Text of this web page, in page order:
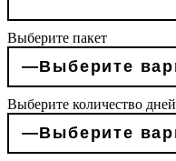
Выберите пакет
Выберите количество дней